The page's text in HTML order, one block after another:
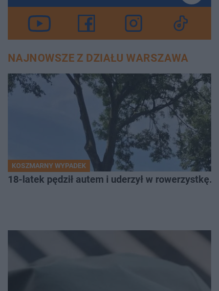
NAJNOWSZE Z DZIAŁU WARSZAWA
KOSZMARNY WYPADEK
18-latek pędził autem i uderzył w rowerzystkę.